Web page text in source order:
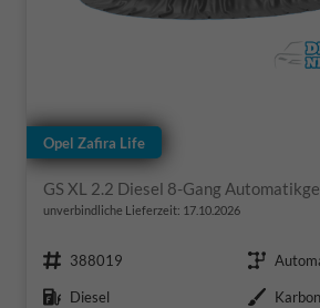
Opel Zafira Life
GS XL 2.2 Diesel 8-Gang
unverbindliche Lieferzeit: 17.10.2026
Fahrzeugnr. 388019 Getriebe
Kraftstoff Diesel Außenfarbe